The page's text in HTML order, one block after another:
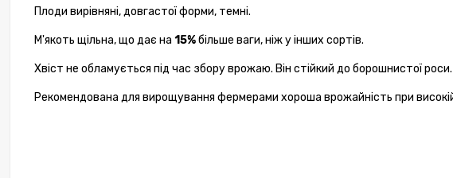
Плоди вирівняні, довгастої форми, темні.
М'якоть щільна, що дає на 15%більше ваги, ніж у інших сортів.
Хвіст не обламується під час збору врожаю. Він стійкий до борошнистої роси.
Рекомендована для вирощування фермерами хороша врожайність при